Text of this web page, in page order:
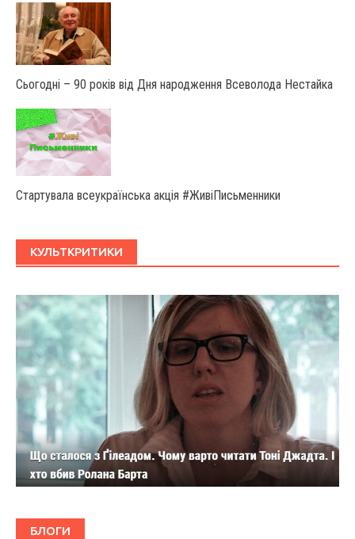
Сьогодні – 90 років від Дня народження Всеволода Нестайка
Стартувала всеукраїнська акція #ЖивіПисьменники
КУЛЬТКРИТИКИ
БЛОГИ